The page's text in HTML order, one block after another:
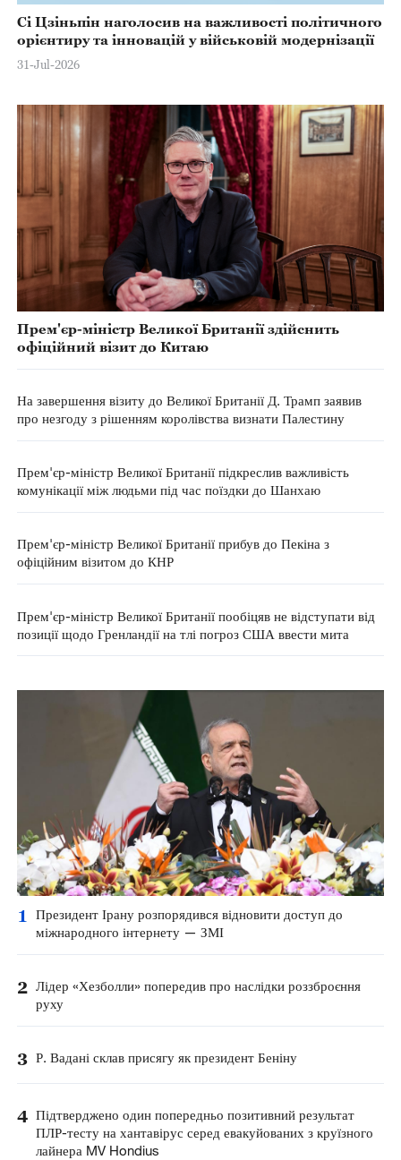
Сі Цзіньпін наголосив на важливості політичного
орієнтиру та інновацій у військовій модернізації
31-Jul-2026
Прем'єр-міністр Великої Британії здійснить
офіційний візит до Китаю
На завершення візиту до Великої Британії Д. Трамп заявив
про незгоду з рішенням королівства визнати Палестину
Прем'єр-міністр Великої Британії підкреслив важливість
комунікації між людьми під час поїздки до Шанхаю
Прем'єр-міністр Великої Британії прибув до Пекіна з
офіційним візитом до КНР
Прем'єр-міністр Великої Британії пообіцяв не відступати від
позиції щодо Гренландії на тлі погроз США ввести мита
1
Президент Ірану розпорядився відновити доступ до
міжнародного інтернету — ЗМІ
2 Лідер «Хезболли» попередив про наслідки роззброєння
руху
3 Р. Вадані склав присягу як президент Беніну
4 Підтверджено один попередньо позитивний результат
ПЛР-тесту на хантавірус серед евакуйованих з круїзного
лайнера MV Hondius